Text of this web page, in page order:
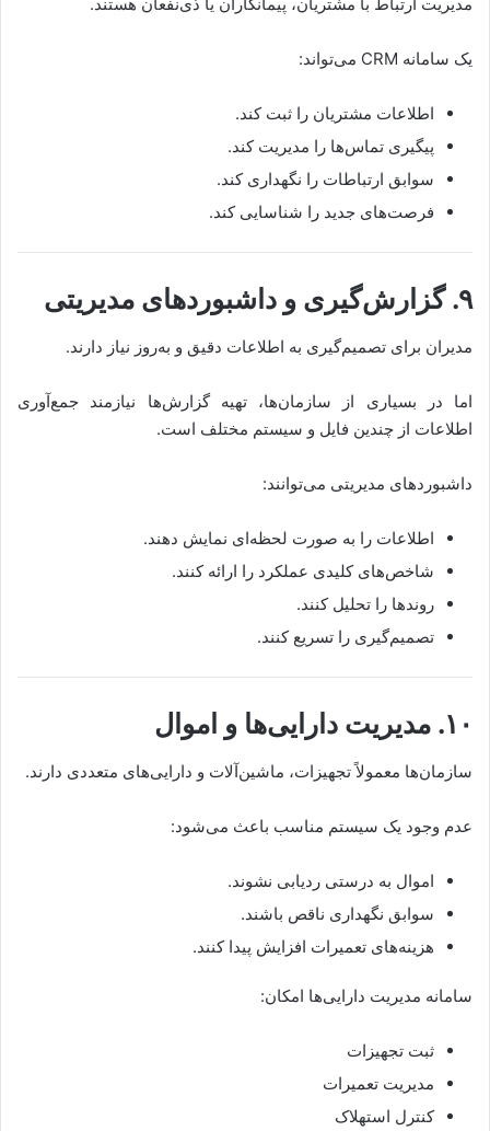
یک سامانه CRM می‌تواند:
اطلاعات مشتریان را ثبت کند.
پیگیری تماس‌ها را مدیریت کند.
سوابق ارتباطات را نگهداری کند.
فرصت‌های جدید را شناسایی کند.
۹. گزارش‌گیری و داشبوردهای مدیریتی
مدیران برای تصمیم‌گیری به اطلاعات دقیق و به‌روز نیاز دارند.
اما در بسیاری از سازمان‌ها، تهیه گزارش‌ها نیازمند جمع‌آوری
اطلاعات از چندین فایل و سیستم مختلف است.
داشبوردهای مدیریتی می‌توانند:
اطلاعات را به صورت لحظه‌ای نمایش دهند.
شاخص‌های کلیدی عملکرد را ارائه کنند.
روندها را تحلیل کنند.
تصمیم‌گیری را تسریع کنند.
۱۰. مدیریت دارایی‌ها و اموال
سازمان‌ها معمولاً تجهیزات، ماشین‌آلات و دارایی‌های متعددی دارند.
عدم وجود یک سیستم مناسب باعث می‌شود:
اموال به درستی ردیابی نشوند.
سوابق نگهداری ناقص باشند.
هزینه‌های تعمیرات افزایش پیدا کنند.
سامانه مدیریت دارایی‌ها امکان:
ثبت تجهیزات
مدیریت تعمیرات
کنترل استهلاک